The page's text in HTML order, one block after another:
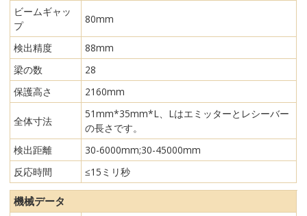
ビームギャッ
プ
80mm
検出精度
88mm
梁の数
28
保護高さ
2160mm
全体寸法
51mm*35mm*L、Lはエミッターとレシーバー
の長さです。
検出距離
30-6000mm;30-45000mm
反応時間
≤15ミリ秒
機械データ